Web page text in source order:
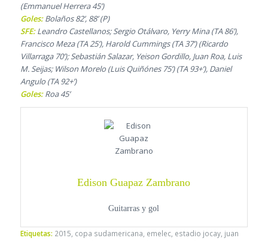
(Emmanuel Herrera 45’)
Goles:Bolaños 82’, 88’ (P)
SFE:Leandro Castellanos; Sergio Otálvaro, Yerry Mina (TA 86’),
Francisco Meza (TA 25’), Harold Cummings (TA 37’) (Ricardo
Villarraga 70’); Sebastián Salazar, Yeison Gordillo, Juan Roa, Luis
M. Seijas; Wilson Morelo (Luis Quiñónes 75’) (TA 93+’), Daniel
Angulo (TA 92+’)
Goles:Roa 45’
Edison Guapaz Zambrano
Guitarras y gol
Etiquetas: 2015, copa sudamericana, emelec, estadio jocay, juan